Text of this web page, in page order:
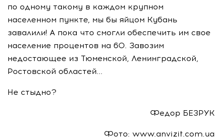
по одному такому в каждом крупном
населенном пункте, мы бы яйцом Кубань
завалили! А пока что смогли обеспечить им свое
население процентов на 60. Завозим
недостающее из Тюменской, Ленинградской,
Ростовской областей...
Не стыдно?
Федор БЕЗРУК
Фото: www.anvizit.com.ua